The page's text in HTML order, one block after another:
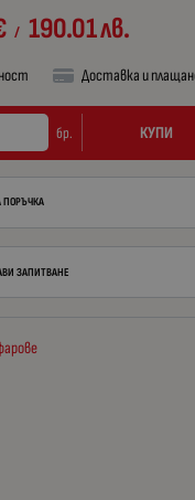
/ 190.01лв.
Доставка и
бр. КУПИ
ПОРЪЧКА
ЗАПИТВАНЕ